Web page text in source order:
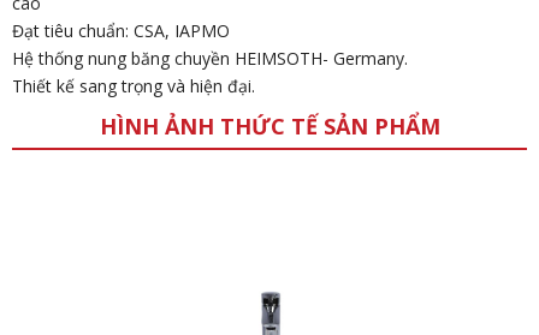
Đạt tiêu chuẩn: CSA, IAPMO
Hệ thống nung băng chuyền HEIMSOTH- Germany.
Thiết kế sang trọng và hiện đại.
HÌNH ẢNH THỨC TẾ SẢN PHẨM